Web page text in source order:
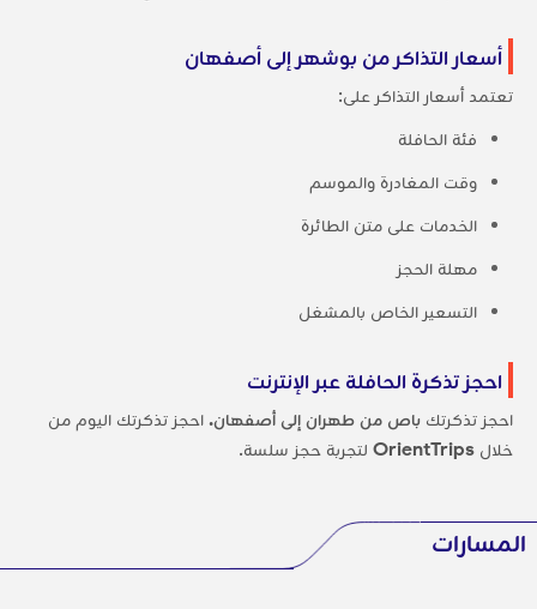
أسعار التذاكر من بوشهر إلى أصفهان
تعتمد أسعار التذاكر على:
فئة الحافلة
وقت المغادرة والموسم
الخدمات على متن الطائرة
مهلة الحجز
التسعير الخاص بالمشغل
احجز تذكرة الحافلة عبر الإنترنت
احجز تذكرتك باص من طهران إلى أصفهان.احجز تذكرتك اليوم من
خلال OrientTripsلتجربة حجز سلسة.
المسارات